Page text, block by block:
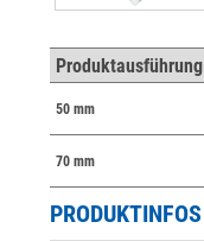
Produktausführung
50 mm
70 mm
PRODUKTINFOS